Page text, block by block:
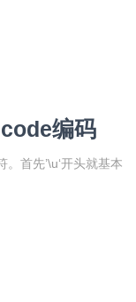
编码
首先’\u‘开头就基本